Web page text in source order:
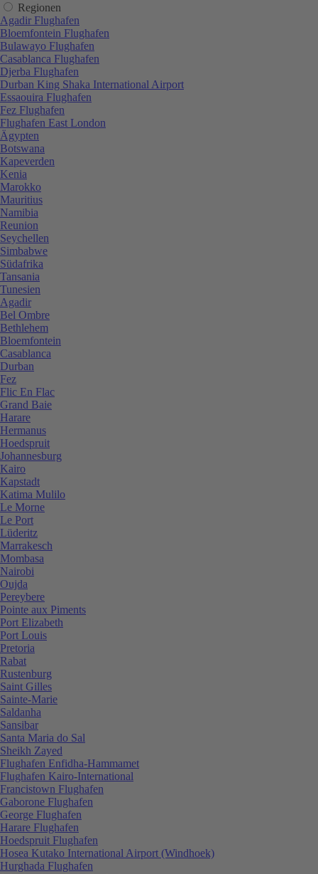
Regionen
Agadir Flughafen
Bloemfontein Flughafen
Bulawayo Flughafen
Casablanca Flughafen
Djerba Flughafen
Durban King Shaka International Airport
Essaouira Flughafen
Fez Flughafen
Flughafen East London
Ägypten
Botswana
Kapeverden
Kenia
Marokko
Mauritius
Namibia
Reunion
Seychellen
Simbabwe
Südafrika
Tansania
Tunesien
Agadir
Bel Ombre
Bethlehem
Bloemfontein
Casablanca
Durban
Fez
Flic En Flac
Grand Baie
Harare
Hermanus
Hoedspruit
Johannesburg
Kairo
Kapstadt
Katima Mulilo
Le Morne
Le Port
Lüderitz
Marrakesch
Mombasa
Nairobi
Oujda
Pereybere
Pointe aux Piments
Port Elizabeth
Port Louis
Pretoria
Rabat
Rustenburg
Saint Gilles
Sainte-Marie
Saldanha
Sansibar
Santa Maria do Sal
Sheikh Zayed
Flughafen Enfidha-Hammamet
Flughafen Kairo-International
Francistown Flughafen
Gaborone Flughafen
George Flughafen
Harare Flughafen
Hoedspruit Flughafen
Hosea Kutako International Airport (Windhoek)
Hurghada Flughafen